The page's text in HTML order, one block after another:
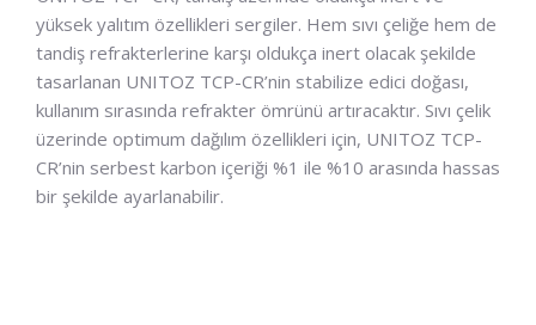
yüksek yalıtım özellikleri sergiler. Hem sıvı çeliğe hem de
tandiş refrakterlerine karşı oldukça inert olacak şekilde
tasarlanan UNITOZ TCP-CR’nin stabilize edici doğası,
kullanım sırasında refrakter ömrünü artıracaktır. Sıvı çelik
üzerinde optimum dağılım özellikleri için, UNITOZ TCP-
CR’nin serbest karbon içeriği %1 ile %10 arasında hassas
bir şekilde ayarlanabilir.